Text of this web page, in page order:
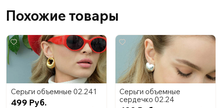
Похожие товары
Серьги объемные 02.241
499 Руб.
Серьги объемные
сердечко 02.24